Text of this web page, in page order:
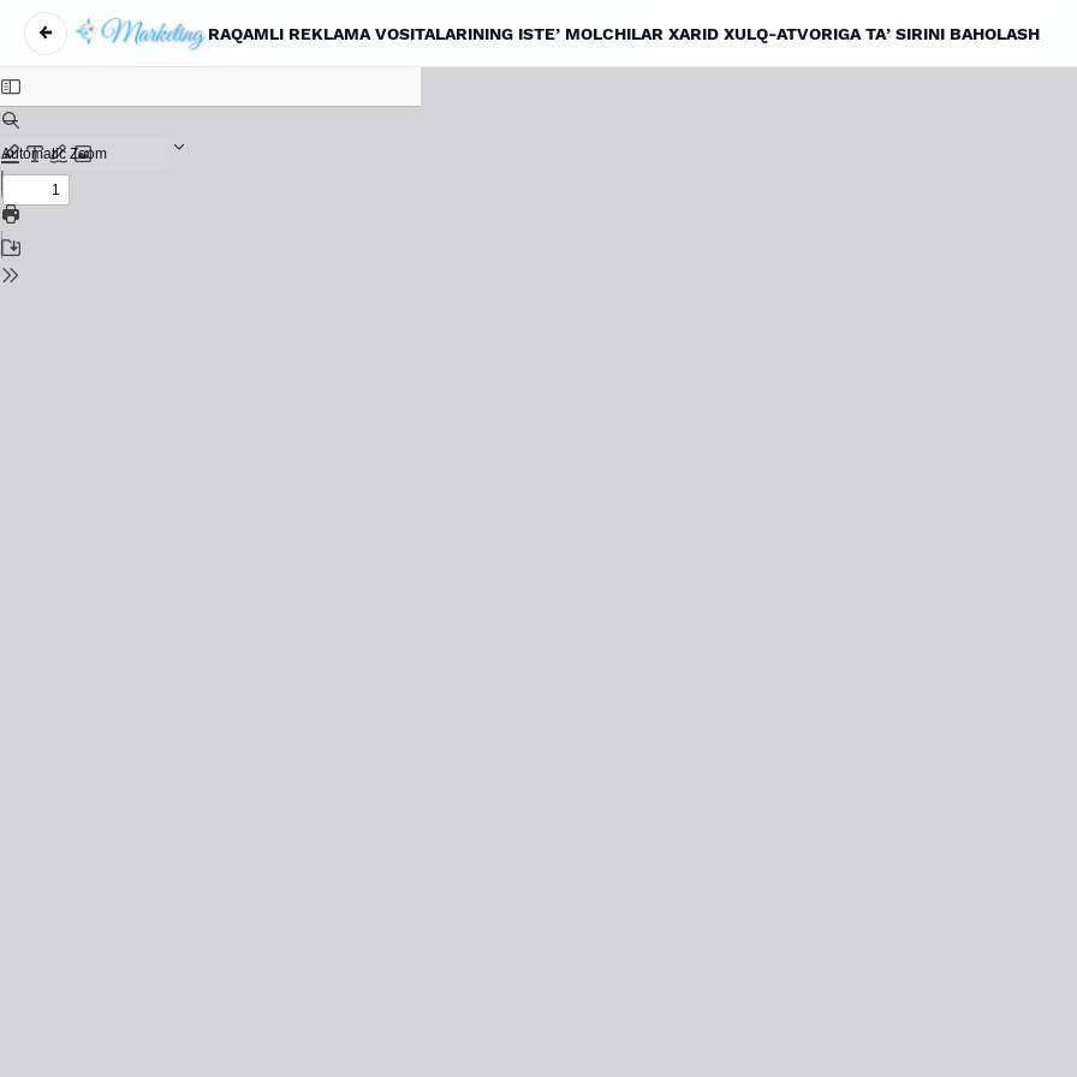
←
Return to Article Details
RAQAMLI REKLAMA VOSITALARINING ISTEʼMOLCHILAR XARID XULQ-ATVORIGA TAʼSIRINI BAHOLASH